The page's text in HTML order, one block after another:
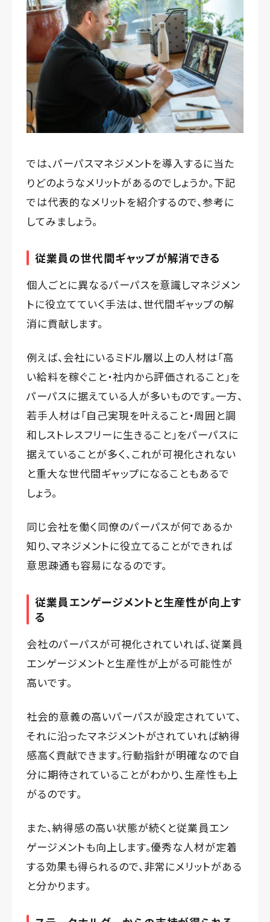
では、パーパスマネジメントを導入するに当た
りどのようなメリットがあるのでしょうか。下記
では代表的なメリットを紹介するので、参考に
してみましょう。
従業員の世代間ギャップが解消できる
個人ごとに異なるパーパスを意識しマネジメン
トに役立てていく手法は、世代間ギャップの解
消に貢献します。
例えば、会社にいるミドル層以上の人材は「高
い給料を稼ぐこと・社内から評価されること」を
パーパスに据えている人が多いものです。一方、
若手人材は「自己実現を叶えること・周囲と調
和しストレスフリーに生きること」をパーパスに
据えていることが多く、これが可視化されない
と重大な世代間ギャップになることもあるで
しょう。
同じ会社を働く同僚のパーパスが何であるか
知り、マネジメントに役立てることができれば
意思疎通も容易になるのです。
従業員エンゲージメントと生産性が向上す
る
会社のパーパスが可視化されていれば、従業員
エンゲージメントと生産性が上がる可能性が
高いです。
社会的意義の高いパーパスが設定されていて、
それに沿ったマネジメントがされていれば納得
感高く貢献できます。行動指針が明確なので自
分に期待されていることがわかり、生産性も上
がるのです。
また、納得感の高い状態が続くと従業員エン
ゲージメントも向上します。優秀な人材が定着
する効果も得られるので、非常にメリットがある
と分かります。